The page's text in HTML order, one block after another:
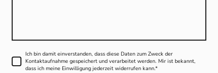
Ich bin damit einverstanden, dass diese Daten zum Zweck der
Kontaktaufnahme gespeichert und verarbeitet werden. Mir ist bekannt,
dass ich meine Einwilligung jederzeit widerrufen kann.*